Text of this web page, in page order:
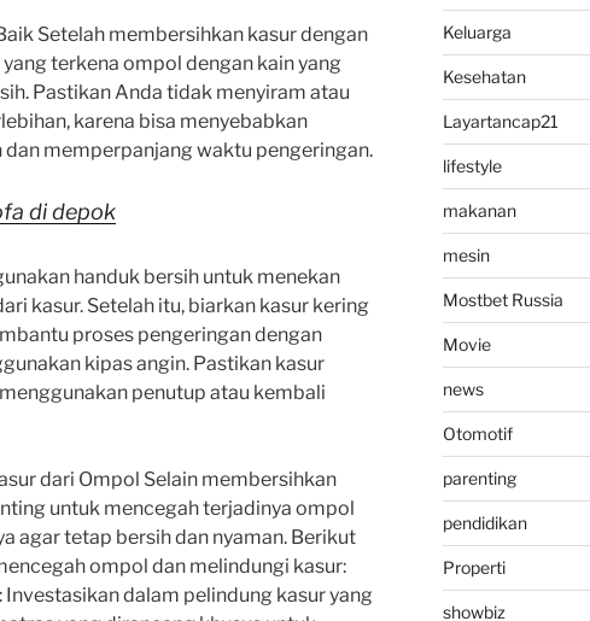
Setelah membersihkan kasur dengan
terkena ompol dengan kain yang
Pastikan Anda tidak menyiram atau
karena bisa menyebabkan
memperpanjang waktu pengeringan.
di depok
handuk bersih untuk menekan
kasur. Setelah itu, biarkan kasur kering
proses pengeringan dengan
kipas angin. Pastikan kasur
penutup atau kembali
dari Ompol Selain membersihkan
untuk mencegah terjadinya ompol
agar tetap bersih dan nyaman. Berikut
ompol dan melindungi kasur:
Investasikan dalam pelindung kasur yang
Keluarga
Kesehatan
Layartancap21
lifestyle
makanan
mesin
Mostbet Russia
Movie
news
Otomotif
parenting
pendidikan
Properti
showbiz